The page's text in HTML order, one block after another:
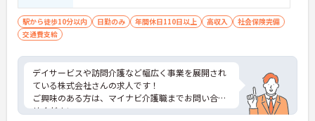
駅から徒歩10分以内 日勤のみ 年間休日110日以上 高収入
社会保険完備
交通費支給
デイサービスや訪問介護など幅広く事業を展開され
ている株式会社さんの求人です！
ご興味のある方は、マイナビ介護職までお問い合わ
せください。